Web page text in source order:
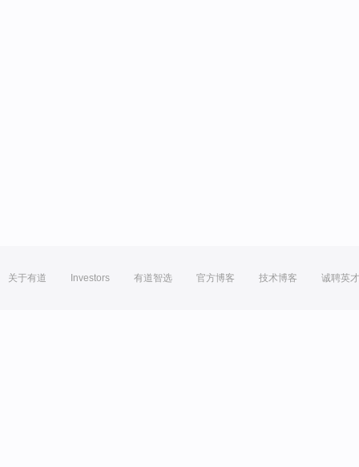
关于有道 Investors 有道智选 官方博客 技术博客 诚聘英才